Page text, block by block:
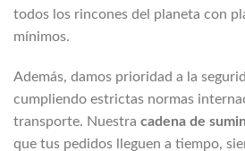
todos los rincones del planeta con
mínimos.
Además, damos prioridad a la
cumpliendo estrictas normas
transporte. Nuestra cadena de
que tus pedidos lleguen a tiempo,